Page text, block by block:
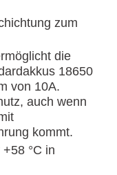
zum
die
18650
von 10A.
auch wenn
kommt.
°C in